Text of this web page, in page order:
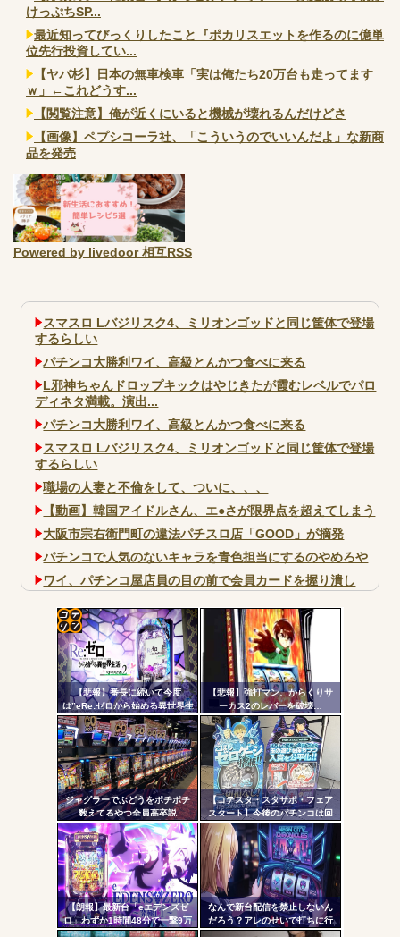
けっぷちSP...
最近知ってびっくりしたこと『ポカリスエットを作るのに億単
位先行投資してい...
【ヤバ杉】日本の無車検車「実は俺たち20万台も走ってます
ｗ」←これどうす...
【閲覧注意】俺が近くにいると機械が壊れるんだけどさ
【画像】ペプシコーラ社、「こういうのでいいんだよ」な新商
品を発売
Powered by livedoor 相互RSS
スマスロ Lバジリスク4、ミリオンゴッドと同じ筐体で登場
するらしい
パチンコ大勝利ワイ、高級とんかつ食べに来る
L邪神ちゃんドロップキックはやじきたが霞むレベルでパロ
ディネタ満載。演出...
パチンコ大勝利ワイ、高級とんかつ食べに来る
スマスロ Lバジリスク4、ミリオンゴッドと同じ筐体で登場
するらしい
職場の人妻と不倫をして、ついに、、、
【動画】韓国アイドルさん、エ●さが限界点を超えてしまう
大阪市宗右衛門町の違法パチスロ店「GOOD」が摘発
パチンコで人気のないキャラを青色担当にするのやめろや
ワイ、パチンコ屋店員の目の前で会員カードを握り潰し
「今までありがとう」と...
無職のパチンコカス(22)なんやが、ワイの人生どれくらい
ヤバいか教えて？...
AngelBeats!とかいうクソアニメの思い出ｗｗｗ
Powered by livedoor 相互RSS
【悲報】番長に続いて今度
は”eRe:ゼロから始める異世界生
活2”で不正基板が発見された模
様…関係者さん「中古購入は控
えた方がいいと思います」
【悲報】強打マン、からくりサ
ーカス2のレバーを破壊…
ジャグラーでぶどうをポチポチ
数えてるやつ全員高卒説
【コテスタ・スタサポ・フェア
スタート】今後のパチンコは回
数固定系必須でいいよな。そし
て釘は完全に廃止するべき
【朗報】最新台「eエデンズゼ
ロ」わずか1時間48分で一撃9万
5000発コンプリートを達成して
なんで新台配信を禁止しないん
だろう？アレのせいで打ちに行
かない層が一定数いそうだが
コテ
リン
- 固
定リ
ンク
自動
更新
ツー
ル